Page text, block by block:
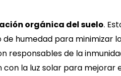
orgánica del suelo.
humedad para minimizar
responsables de la
la luz solar para mejorar